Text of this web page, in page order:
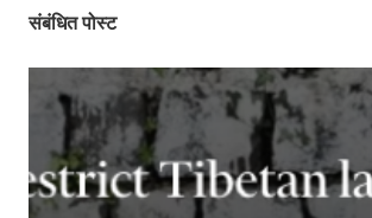
संबंधित पोस्ट